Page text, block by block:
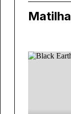
Matilha